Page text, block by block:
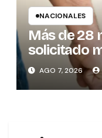
NACIONALES
Más de 28
solicitado
protección
AGO 7, 2026